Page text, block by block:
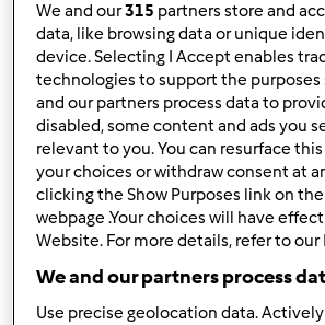
PASTA
della comunità
Madre
Bimby)
daOspite
11 19 -- 6
Impasto per
Rosticceria
con Pasta
damariella78
We and our315 partners store and
data, like browsing data or unique
device. Selecting I Accept enables
technologies to support the purposes
and our partners process data to
disabled, some content and ads you
relevant to you. You can resurface
your choices or withdraw consent at
clicking the Show Purposes link on
webpage .Your choices will have
Website. For more details, refer to our
We and our partners process
Use precise geolocation data.